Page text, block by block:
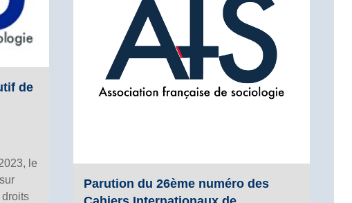
de
le
droits
Parution du 26ème numéro des